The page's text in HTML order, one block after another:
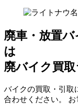
廃車・放置バ
は
廃バイク買
バイクの買取・引取
合わせください。